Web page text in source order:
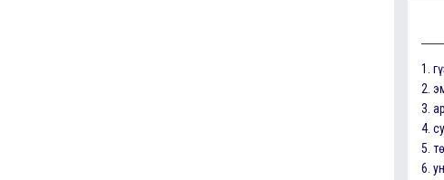
1.
2.
3.
4.
5.
6.